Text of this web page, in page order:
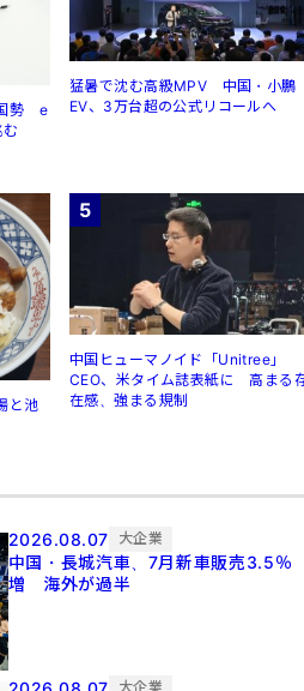
国勢 e
猛暑で沈む高級MPV 中国・小鵬
EV、3万台超の公式リコールへ
と池
5
中国ヒューマノイド「Unitree」
CEO、米タイム誌表紙に 高まる
在感、強まる規制
2026.08.07 大企業
中国・長城汽車、7月新車販売3.5％
増 海外が過半
大企業